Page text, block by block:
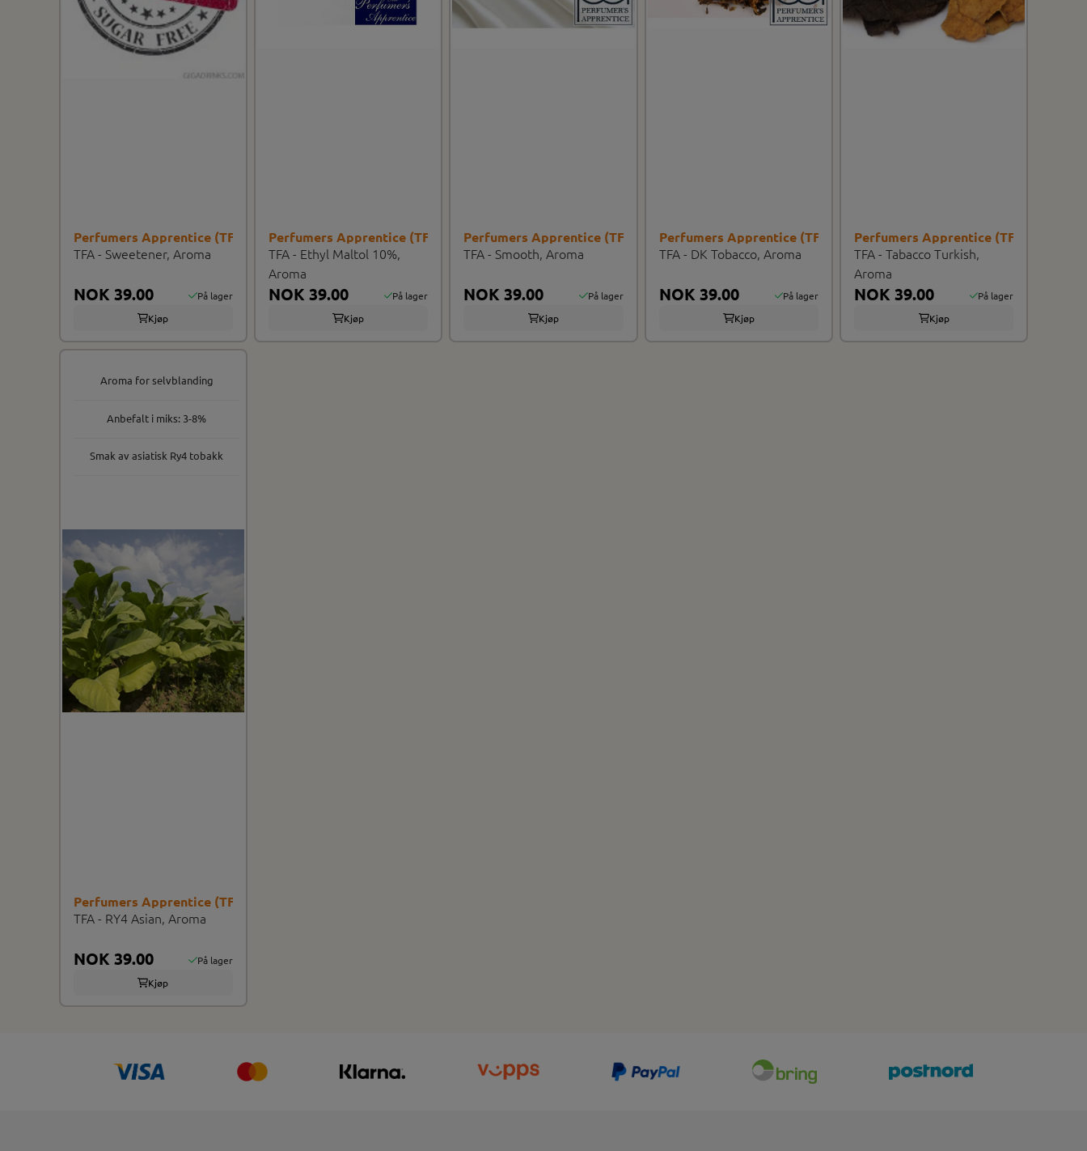
Perfumers Apprentice (TFA/TPA)
TFA - Sweetener, Aroma
NOK 39.00
På lager
Kjøp
Perfumers Apprentice (TFA/TPA)
TFA - Ethyl Maltol 10%,
Aroma
NOK 39.00
På lager
Kjøp
Perfumers Apprentice (TFA/TPA)
TFA - Smooth, Aroma
NOK 39.00
På lager
Kjøp
Perfumers Apprentice (TFA/TPA)
TFA - DK Tobacco, Aroma
NOK 39.00
På lager
Kjøp
Perfumers Apprentice (TFA/TPA)
TFA - Tabacco Turkish,
Aroma
NOK 39.00
På lager
Kjøp
Perfumers Apprentice (TFA/TPA)
TFA - RY4 Asian, Aroma
NOK 39.00
På lager
Kjøp
Aroma for selvblanding
Anbefalt i miks: 3-8%
Smak av asiatisk Ry4 tobakk